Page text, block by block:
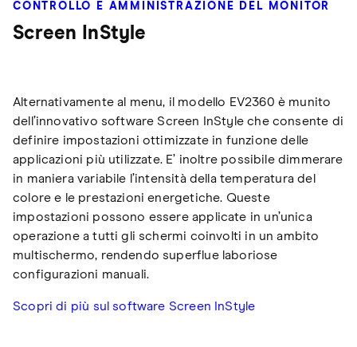
CONTROLLO E AMMINISTRAZIONE DEL MONITOR
Screen InStyle
Alternativamente al menu, il modello EV2360 è munito
dell’innovativo software Screen InStyle che consente di
definire impostazioni ottimizzate in funzione delle
applicazioni più utilizzate. E’ inoltre possibile dimmerare
in maniera variabile l’intensità della temperatura del
colore e le prestazioni energetiche. Queste
impostazioni possono essere applicate in un’unica
operazione a tutti gli schermi coinvolti in un ambito
multischermo, rendendo superflue laboriose
configurazioni manuali.
Scopri di più sul software Screen InStyle